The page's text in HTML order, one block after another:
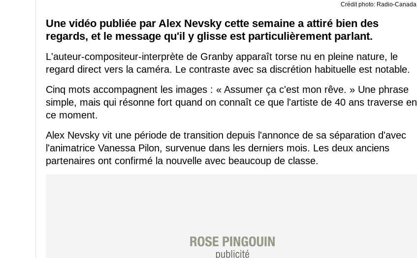
Crédit photo: Radio-Canada
Une vidéo publiée par Alex Nevsky cette semaine a attiré bien des
regards, et le message qu'il y glisse est particulièrement parlant.
L'auteur-compositeur-interprète de Granby apparaît torse nu en pleine nature, le
regard direct vers la caméra. Le contraste avec sa discrétion habituelle est notable.
Cinq mots accompagnent les images : « Assumer ça c'est mon rêve. » Une phrase
simple, mais qui résonne fort quand on connaît ce que l'artiste de 40 ans traverse en
ce moment.
Alex Nevsky vit une période de transition depuis l'annonce de sa séparation d'avec
l'animatrice Vanessa Pilon, survenue dans les derniers mois. Les deux anciens
partenaires ont confirmé la nouvelle avec beaucoup de classe.